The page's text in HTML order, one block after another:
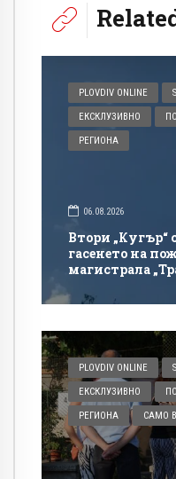
PLOVDIV ONLINE
ЕКСКЛУЗИВНО
РЕГИОНА
06.08.2026
Втори „Кугър“
гасенето на
магистрала
PLOVDIV ONLINE
ЕКСКЛУЗИВНО
РЕГИОНА САМО В